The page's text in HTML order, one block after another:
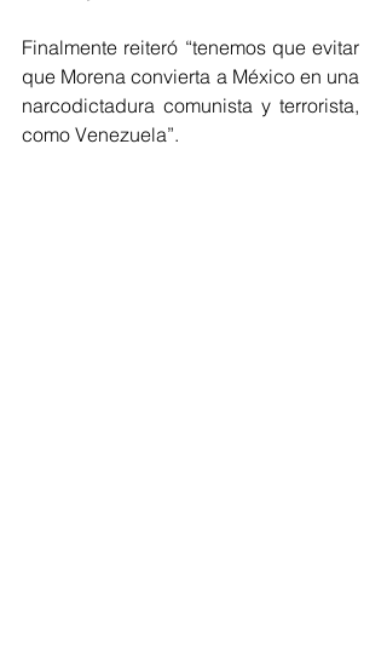
Finalmente reiteró “tenemos que evitar
que Morena convierta a México en una
narcodictadura comunista y terrorista,
como Venezuela”.